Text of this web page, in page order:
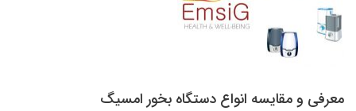
معرفی و مقایسه انواع دستگاه بخور امسیگ